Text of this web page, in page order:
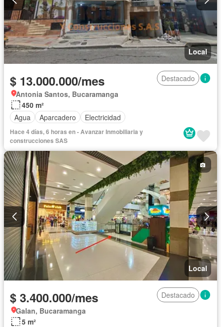
Local
$ 13.000.000/mes
Destacado
Antonia Santos, Bucaramanga
450 m²
Agua
Aparcadero Electricidad
Hace 4 días, 6 horas en - Avanzar Inmobiliaria y
construcciones SAS
Local
$ 3.400.000/mes
Destacado
Galan, Bucaramanga
5 m²